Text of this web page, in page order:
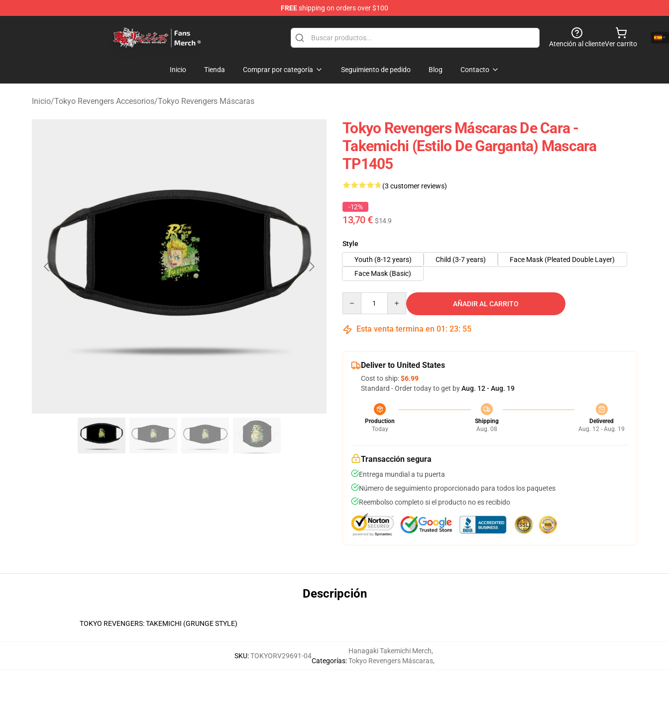
FREEshipping on orders over $100
Atención al clienteVer carrito
Inicio Tienda Comprar por categoría Seguimiento de pedido Blog Contacto
Inicio/Tokyo Revengers Accesorios/Tokyo Revengers Máscaras
Tokyo Revengers Máscaras De Cara -
Takemichi (estilo De Garganta) Mascara
TP1405
(3 customer reviews)
-12%
13,70 € $14.9
Style
Youth (8-12 years)
Child (3-7 years)
Face Mask (Pleated Double Layer)
Face Mask (Basic)
AÑADIR AL CARRITO
Esta venta termina en 01 : 23: 55
Deliver to United States
Cost to ship:$6.99
Standard - Order today to get byAug. 12 - Aug. 19
Production
Today
Shipping
Aug. 08
Delivered
Aug. 12 - Aug. 19
Transacción segura
Entrega mundial a tu puerta
Número de seguimiento proporcionado para todos los paquetes
Reembolso completo si el producto no es recibido
Descripción
TOKYO REVENGERS: TAKEMICHI (GRUNGE STYLE)
SKU:TOKYORV29691-04
Categorías:
Hanagaki Takemichi Merch,
Tokyo Revengers Máscaras,